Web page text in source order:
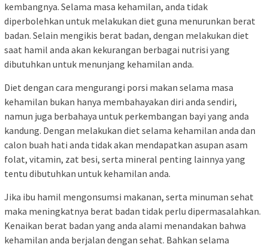
kembangnya. Selama masa kehamilan, anda tidak
diperbolehkan untuk melakukan diet guna menurunkan berat
badan. Selain mengikis berat badan, dengan melakukan diet
saat hamil anda akan kekurangan berbagai nutrisi yang
dibutuhkan untuk menunjang kehamilan anda.
Diet dengan cara mengurangi porsi makan selama masa
kehamilan bukan hanya membahayakan diri anda sendiri,
namun juga berbahaya untuk perkembangan bayi yang anda
kandung. Dengan melakukan diet selama kehamilan anda dan
calon buah hati anda tidak akan mendapatkan asupan asam
folat, vitamin, zat besi, serta mineral penting lainnya yang
tentu dibutuhkan untuk kehamilan anda.
Jika ibu hamil mengonsumsi makanan, serta minuman sehat
maka meningkatnya berat badan tidak perlu dipermasalahkan.
Kenaikan berat badan yang anda alami menandakan bahwa
kehamilan anda berjalan dengan sehat. Bahkan selama